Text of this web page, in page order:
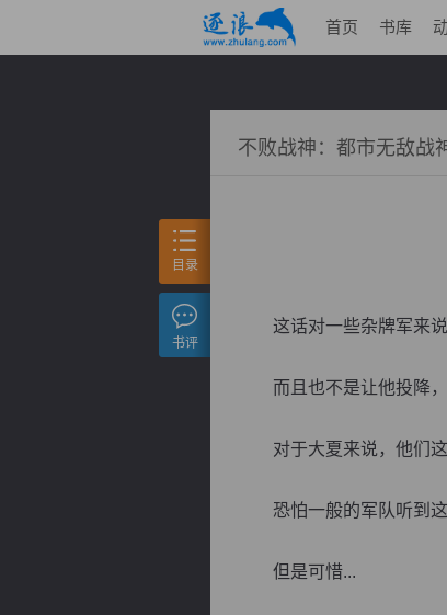
首页 书库
不败战神：都市无敌战
这话对一些杂牌军来说
而且也不是让他投降，
对于大夏来说，他们这
恐怕一般的军队听到这
但是可惜...
目录
书评